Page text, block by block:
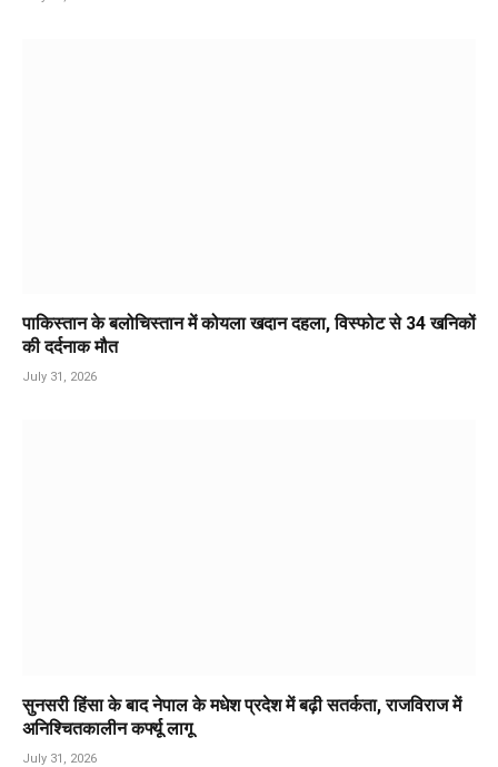
पाकिस्तान के बलोचिस्तान में कोयला खदान दहला, विस्फोट से 34 खनिकों
की दर्दनाक मौत
July 31, 2026
सुनसरी हिंसा के बाद नेपाल के मधेश प्रदेश में बढ़ी सतर्कता, राजविराज में
अनिश्चितकालीन कर्फ्यू लागू
July 31, 2026